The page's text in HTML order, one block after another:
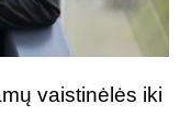
vaistinėlės iki